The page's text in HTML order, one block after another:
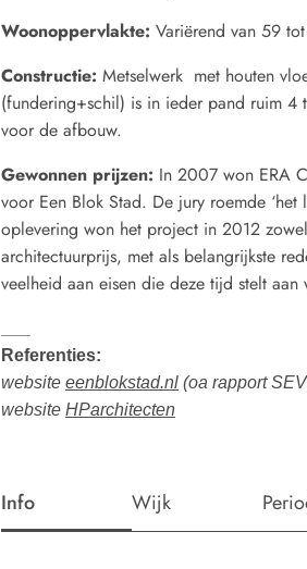
Woonoppervlakte: Variërend van 59
Constructie: Metselwerk met houten
(fundering+schil) is in ieder pand ruim
voor de afbouw.
Gewonnen prijzen: In 2007 won ERA
voor Een Blok Stad. De jury roemde
oplevering won het project in 2012
architectuurprijs, met als belangrijkste
veelheid aan eisen die deze tijd stelt aan
Referenties:
website eenblokstad.nl (oa rapport
website HParchitecten
Info Wijk